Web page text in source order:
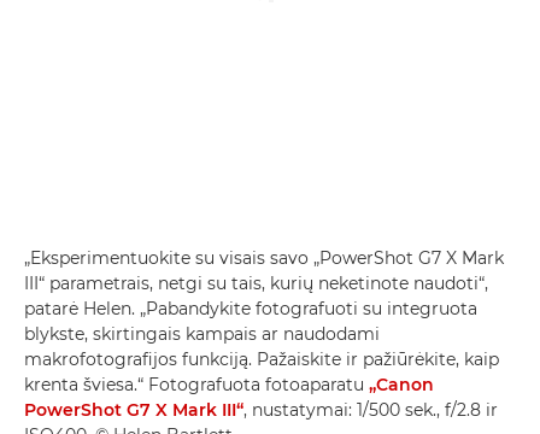
„Eksperimentuokite su visais savo „PowerShot G7 X Mark
III“ parametrais, netgi su tais, kurių neketinote naudoti“,
patarė Helen. „Pabandykite fotografuoti su integruota
blykste, skirtingais kampais ar naudodami
makrofotografijos funkciją. Pažaiskite ir pažiūrėkite, kaip
krenta šviesa.“ Fotografuota fotoaparatu „Canon
PowerShot G7 X Mark III“, nustatymai: 1/500 sek., f/2.8 ir